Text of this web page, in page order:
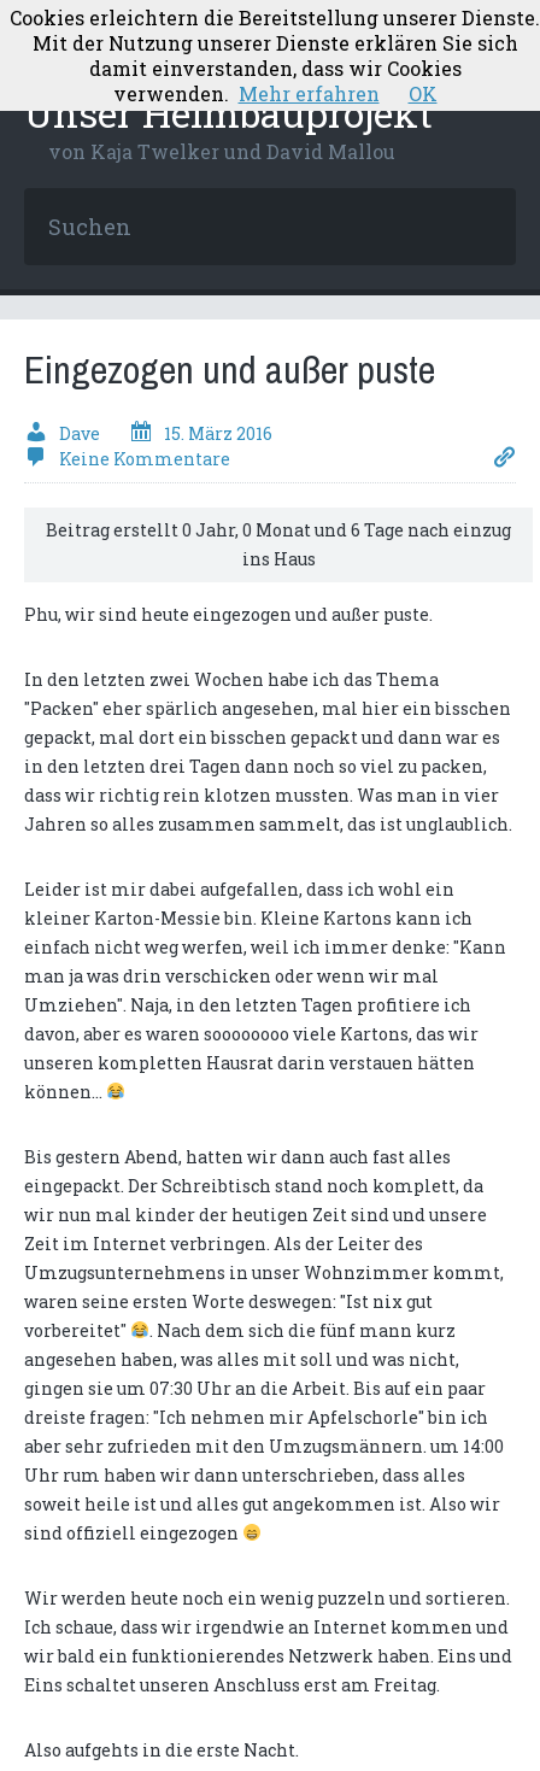
Unser Heimbauprojekt
von Kaja Twelker und David Mallou
Eingezogen und außer puste
Dave
15. März 2016
Keine Kommentare
Beitrag erstellt 0 Jahr, 0 Monat und 6 Tage nach einzug
ins Haus
Phu, wir sind heute eingezogen und außer puste.
In den letzten zwei Wochen habe ich das Thema
"Packen" eher spärlich angesehen, mal hier ein bisschen
gepackt, mal dort ein bisschen gepackt und dann war es
in den letzten drei Tagen dann noch so viel zu packen,
dass wir richtig rein klotzen mussten. Was man in vier
Jahren so alles zusammen sammelt, das ist unglaublich.
Leider ist mir dabei aufgefallen, dass ich wohl ein
kleiner Karton-Messie bin. Kleine Kartons kann ich
einfach nicht weg werfen, weil ich immer denke: "Kann
man ja was drin verschicken oder wenn wir mal
Umziehen". Naja, in den letzten Tagen profitiere ich
davon, aber es waren soooooooo viele Kartons, das wir
unseren kompletten Hausrat darin verstauen hätten
können...
Bis gestern Abend, hatten wir dann auch fast alles
eingepackt. Der Schreibtisch stand noch komplett, da
wir nun mal kinder der heutigen Zeit sind und unsere
Zeit im Internet verbringen. Als der Leiter des
Umzugsunternehmens in unser Wohnzimmer kommt,
waren seine ersten Worte deswegen: "Ist nix gut
vorbereitet"
. Nach dem sich die fünf mann kurz
angesehen haben, was alles mit soll und was nicht,
gingen sie um 07:30 Uhr an die Arbeit. Bis auf ein paar
dreiste fragen: "Ich nehmen mir Apfelschorle" bin ich
aber sehr zufrieden mit den Umzugsmännern. um 14:00
Uhr rum haben wir dann unterschrieben, dass alles
soweit heile ist und alles gut angekommen ist. Also wir
sind offiziell eingezogen
Wir werden heute noch ein wenig puzzeln und sortieren.
Ich schaue, dass wir irgendwie an Internet kommen und
wir bald ein funktionierendes Netzwerk haben. Eins und
Eins schaltet unseren Anschluss erst am Freitag.
Also aufgehts in die erste Nacht.
Cookies erleichtern die Bereitstellung unserer Dienste.
Mit der Nutzung unserer Dienste erklären Sie sich
damit einverstanden, dass wir Cookies
verwenden. Mehr erfahren OK